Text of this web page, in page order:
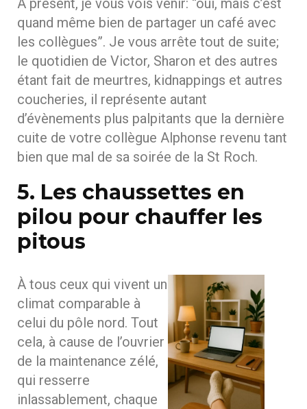
À présent, je vous vois venir: “oui, mais c’est
quand même bien de partager un café avec
les collègues”. Je vous arrête tout de suite;
le quotidien de Victor, Sharon et des autres
étant fait de meurtres, kidnappings et autres
coucheries, il représente autant
d’évènements plus palpitants que la dernière
cuite de votre collègue Alphonse revenu tant
bien que mal de sa soirée de la St Roch.
5. Les chaussettes en
pilou pour chauffer les
pitous
À tous ceux qui vivent un
climat comparable à
celui du pôle nord. Tout
cela, à cause de l’ouvrier
de la maintenance zélé,
qui resserre
inlassablement, chaque